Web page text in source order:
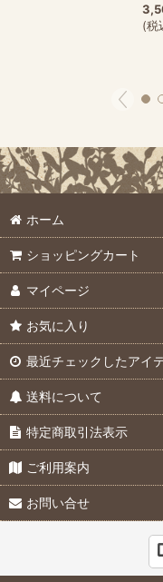
(税
ホーム
ショッピングカート
マイページ
お気に入り
最近チェックしたアイ
送料について
特定商取引法表示
ご利用案内
お問い合せ